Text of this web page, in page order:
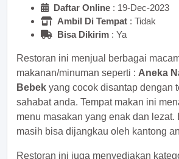
Daftar Online : 19-Dec-2023
Ambil Di Tempat : Tidak
Bisa Dikirim : Ya
Restoran ini menjual berbagai
makanan/minuman seperti : Aneka
Bebek yang cocok disantap dengan
sahabat anda. Tempat makan ini
menu masakan yang enak dan lezat.
masih bisa dijangkau oleh kantong
Restoran ini juga menyediakan